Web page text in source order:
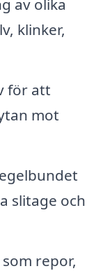
av olika
klinker,
för att
mot
slitage och
repor,